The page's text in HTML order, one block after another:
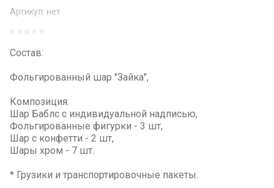
Артикул: нет
Состав:
Фольгированный шар "Зайка",
Композиция:
Шар Баблс с индивидуальной надписью,
Фольгированные фигурки - 3 шт,
Шар с конфетти - 2 шт,
Шары хром - 7 шт.
* Грузики и транспортировочные пакеты.